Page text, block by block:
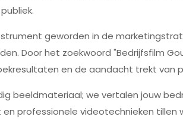
geworden in de
Door het zoekwoord "Bedrijfsfilm
en de aandacht trekt van
beeldmateriaal; we vertalen jouw
professionele videotechnieken tillen